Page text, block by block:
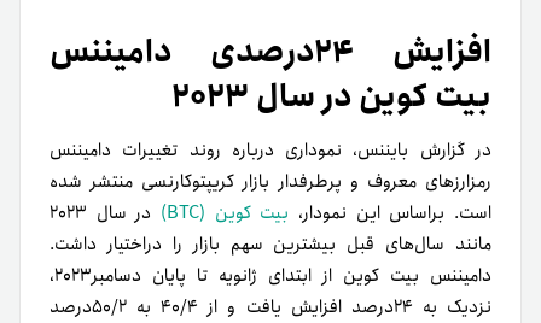
افزایش ۲۴درصدی دامیننس
بیت کوین در سال ۲۰۲۳
در گزارش بایننس، نموداری درباره روند تغییرات دامیننس
رمزارزهای معروف و پرطرفدار بازار کریپتوکارنسی منتشر شده
است. بر‌اساس این نمودار، بیت کوین (BTC)
در سال ۲۰۲۳
مانند سال‌های قبل بیشترین سهم بازار را در‌اختیار داشت.
دامیننس بیت کوین از ابتدای ژانویه تا پایان دسامبر۲۰۲۳،
نزدیک به ۲۴درصد افزایش یافت و از ۴۰/۴ به ۵۰/۲درصد